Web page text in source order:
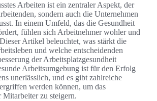
Arbeiten ist ein zentraler Aspekt, der
sondern auch die Unternehmen
In einem Umfeld, das die Gesundheit
fühlen sich Arbeitnehmer wohler und
Artikel beleuchtet, was stärkt die
und welche entscheidenden
der Arbeitsplatzgesundheit
Arbeitsumgebung ist für den Erfolg
unerlässlich, und es gibt zahlreiche
werden können, um das
zu steigern.